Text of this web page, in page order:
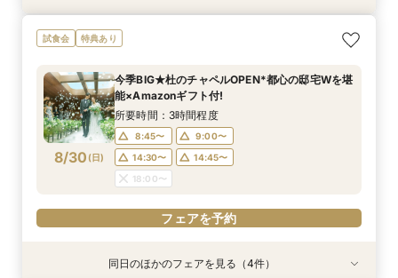
8/29(土)
【ガーデン挙式希望の方】都心で叶う海外ウエ
ディング体感×試食
8:45〜
9:00〜
14:30〜
14:45〜
18:00〜
フェアを予約
8/29(土)
初見学でも安心◎「即決なし」アップ額が少ない
新プラン×試食付
8:45〜
9:00〜
14:30〜
14:45〜
18:00〜
フェアを予約
8/29(土)
【料理ランクUP特典付】シェフ渾身和牛コース
試食×料理演出体験
8:45〜
9:00〜
14:30〜
14:45〜
18:00〜
フェアを予約
8/29(土)
≪大好評！ペットとの結婚式≫ペットも安心まる
ごと相談*特典付
8:45〜
9:00〜
14:30〜
14:45〜
18:00〜
フェアを予約
試食会 特典あり
8/30 (日)
今季BIG★杜のチャペルOPEN*都心の邸宅Wを堪
能×Amazonギフト付!
所要時間：3時間程度
8:45〜
9:00〜
14:30〜
14:45〜
18:00〜
フェアを予約
特典あり 動画あり
特典あり
特典あり
特典あり同日のほかのフェアを見る（4件）